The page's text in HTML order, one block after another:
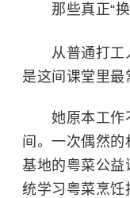
那些真正“
从普通打工
是这间课堂里最
她原本工作不
间。一次偶然的
基地的粤菜公益
统学习粤菜烹饪